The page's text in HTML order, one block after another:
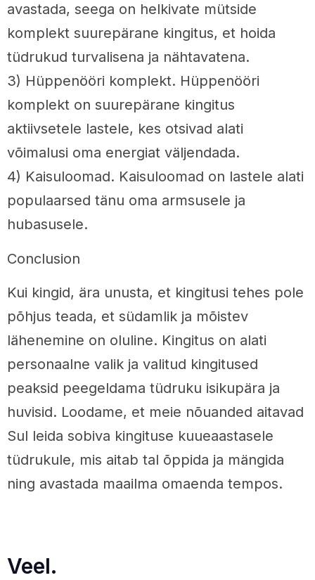
avastada, seega on helkivate mütside
komplekt suurepärane kingitus, et hoida
tüdrukud turvalisena ja nähtavatena.
3) Hüppenööri komplekt. Hüppenööri
komplekt on suurepärane kingitus
aktiivsetele lastele, kes otsivad alati
võimalusi oma energiat väljendada.
4) Kaisuloomad. Kaisuloomad on lastele alati
populaarsed tänu oma armsusele ja
hubasusele.
Conclusion
Kui kingid, ära unusta, et kingitusi tehes pole
põhjus teada, et südamlik ja mõistev
lähenemine on oluline. Kingitus on alati
personaalne valik ja valitud kingitused
peaksid peegeldama tüdruku isikupära ja
huvisid. Loodame, et meie nõuanded aitavad
Sul leida sobiva kingituse kuueaastasele
tüdrukule, mis aitab tal õppida ja mängida
ning avastada maailma omaenda tempos.
Veel.